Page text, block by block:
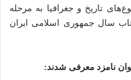
در موضوع‌های تاریخ و جغرافیا به مرحله
سال جمهوری اسلامی ایران